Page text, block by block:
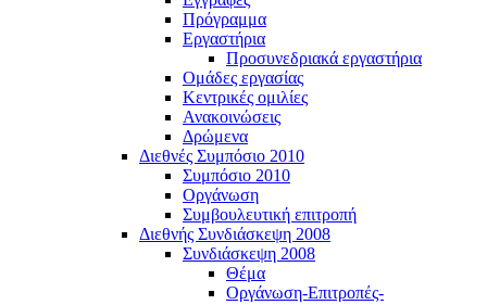
Πρόγραμμα
Εργαστήρια
Προσυνεδριακά εργαστήρια
Ομάδες εργασίας
Κεντρικές ομιλίες
Ανακοινώσεις
Δρώμενα
Διεθνές Συμπόσιο 2010
Συμπόσιο 2010
Οργάνωση
Συμβουλευτική επιτροπή
Διεθνής Συνδιάσκεψη 2008
Συνδιάσκεψη 2008
Θέμα
Οργάνωση-Επιτροπές-